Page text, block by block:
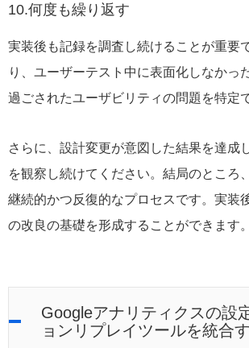
10.何度も繰り返す
実装後も記録を調査し続けることが重要
り、ユーザーテスト中に表面化しなかっ
過ごされたユーザビリティの問題を特定
さらに、設計変更が意図した結果を達成
を観察し続けてください。結局のところ
継続的かつ反復的なプロセスです。実装
の改良の基礎を形成することができます。
Googleアナリティクスの設
ョンリプレイツールを統合